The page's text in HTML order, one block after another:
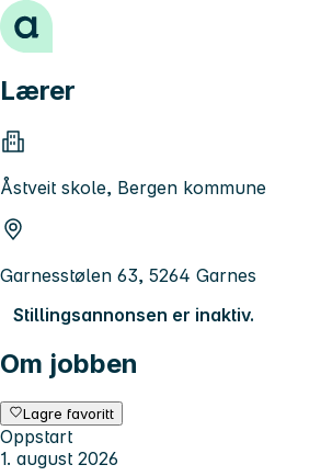
Hopp til innhold
Lærer
Åstveit skole, Bergen kommune
Garnesstølen 63, 5264 Garnes
Stillingsannonsen er inaktiv.
Om jobben
Lagre favoritt
Oppstart
1. august 2026